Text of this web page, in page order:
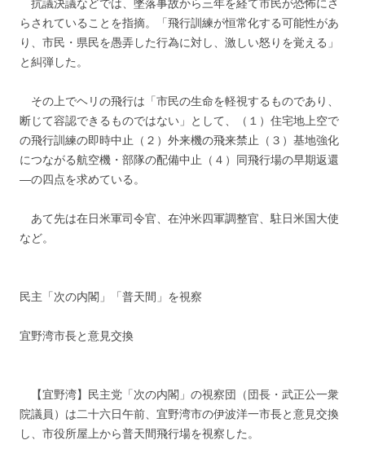
抗議決議などでは、墜落事故から三年を経て市民が恐怖にさ
らされていることを指摘。「飛行訓練が恒常化する可能性があ
り、市民・県民を愚弄した行為に対し、激しい怒りを覚える」
と糾弾した。
その上でヘリの飛行は「市民の生命を軽視するものであり、
断じて容認できるものではない」として、（１）住宅地上空で
の飛行訓練の即時中止（２）外来機の飛来禁止（３）基地強化
につながる航空機・部隊の配備中止（４）同飛行場の早期返還
―の四点を求めている。
あて先は在日米軍司令官、在沖米四軍調整官、駐日米国大使
など。
民主「次の内閣」「普天間」を視察
宜野湾市長と意見交換
【宜野湾】民主党「次の内閣」の視察団（団長・武正公一衆
院議員）は二十六日午前、宜野湾市の伊波洋一市長と意見交換
し、市役所屋上から普天間飛行場を視察した。